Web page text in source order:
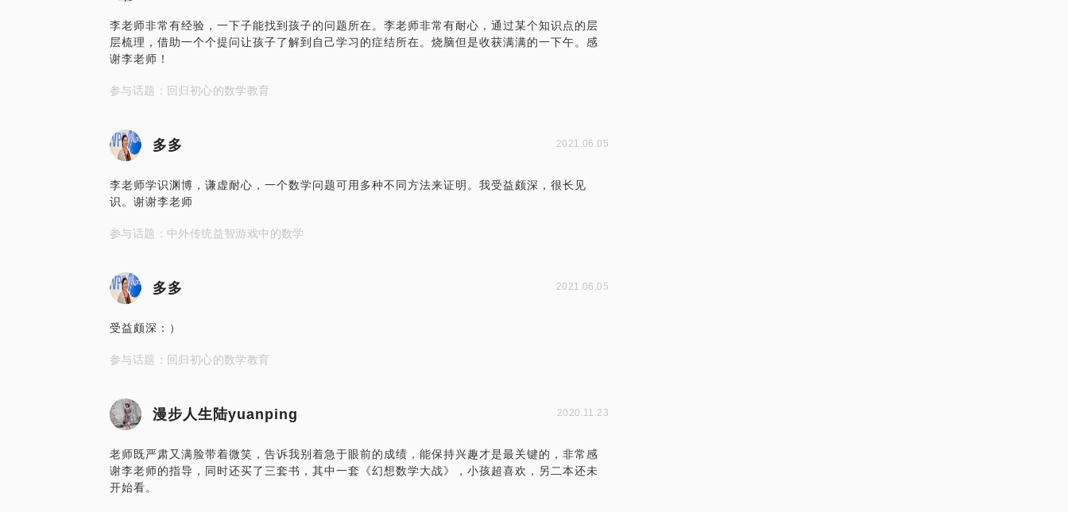
李老师非常有经验，一下子能找到孩子的问题所在。李老师非常有耐心，通过某个知识点的层
层梳理，借助一个个提问让孩子了解到自己学习的症结所在。烧脑但是收获满满的一下午。感
谢李老师！
参与话题：回归初心的数学教育
多多 2021.06.05
李老师学识渊博，谦虚耐心，一个数学问题可用多种不同方法来证明。我受益颇深，很长见
识。谢谢李老师
参与话题：中外传统益智游戏中的数学
多多 2021.06.05
受益颇深：）
参与话题：回归初心的数学教育
漫步人生陆yuanping 2020.11.23
老师既严肃又满脸带着微笑，告诉我别着急于眼前的成绩，能保持兴趣才是最关键的，非常感
谢李老师的指导，同时还买了三套书，其中一套《幻想数学大战》，小孩超喜欢，另二本还未
开始看。